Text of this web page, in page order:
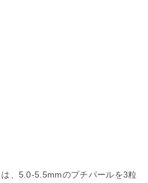
、5.0-5.5mmのプチパールを3粒